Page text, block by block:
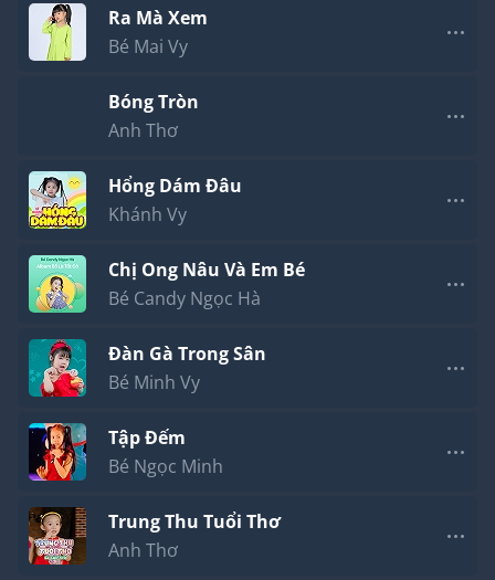
Ra Mà Xem
Bé Mai Vy
Bóng Tròn
Anh Thơ
Hổng Dám Đâu
Khánh Vy
Chị Ong Nâu Và Em Bé
Bé Candy Ngọc Hà
Đàn Gà Trong Sân
Bé Minh Vy
Tập Đếm
Bé Ngọc Minh
Trung Thu Tuổi Thơ
Anh Thơ